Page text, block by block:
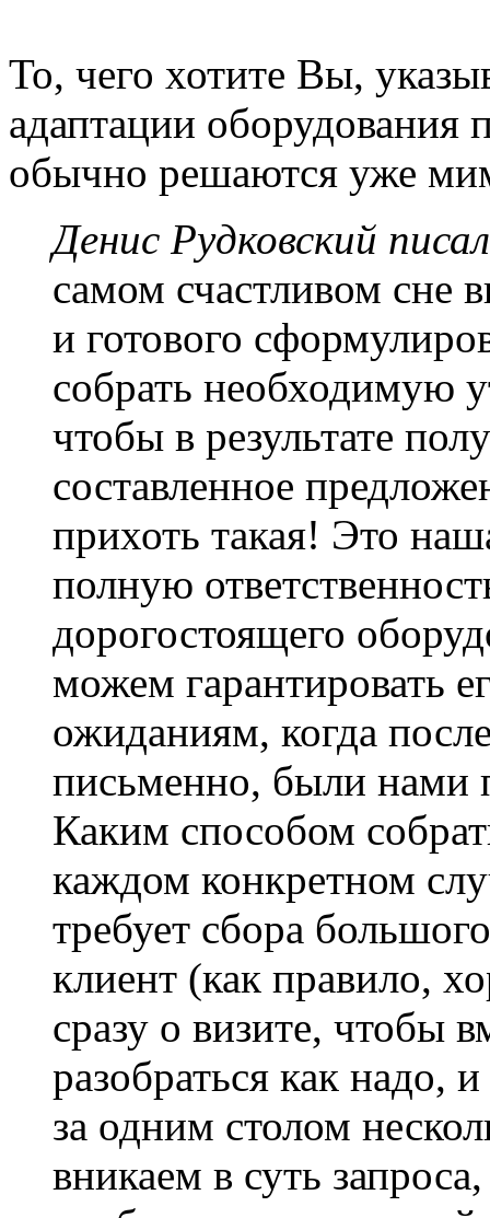
То, чего хотите Вы,
адаптации оборудования
обычно решаются уже
Денис Рудковский
самом счастливом сне
и готового
собрать
чтобы в результате
составленное
прихоть такая! Это
полную
дорогостоящего
можем гарантировать
ожиданиям, когда
письменно, были нами
Каким способом
каждом конкретном
требует сбора
клиент (как правило,
сразу о визите, чтобы
разобраться как надо,
за одним столом
вникаем в суть